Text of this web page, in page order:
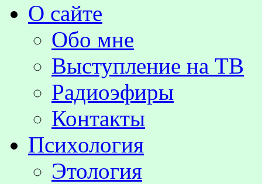
О сайте
Обо мне
Выступление на TВ
Радиоэфиры
Контакты
Психология
Этология